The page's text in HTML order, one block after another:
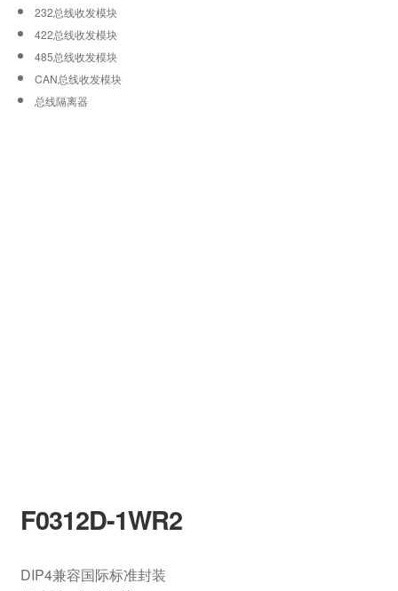
F0312D-1WR2
DIP4兼容国际标准封装
232总线收发模块
422总线收发模块
485总线收发模块
CAN总线收发模块
总线隔离器